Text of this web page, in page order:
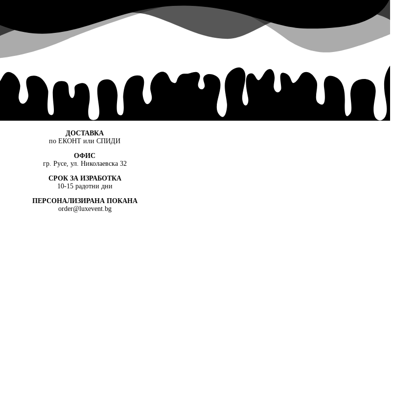
ДОСТАВКА
по ЕКОНТ или СПИДИ
ОФИС
гр. Русе, ул. Николаевска 32
СРОК ЗА ИЗРАБОТКА
10-15 радотни дни
ПЕРСОНАЛИЗИРАНА ПОКАНА
order@luxevent.bg